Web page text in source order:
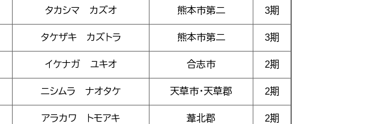
タカシマ カズオ 熊本市第二 3期
タケザキ カズトラ 熊本市第二 3期
イケナガ ユキオ 合志市 2期
ニシムラ ナオタケ 天草市・天草郡 2期
アラカワ トモアキ 葦北郡 2期